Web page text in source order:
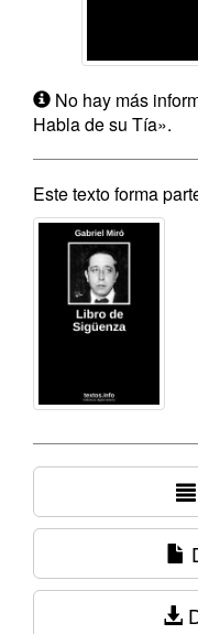
No hay más
Habla de su Tía».
Este texto forma